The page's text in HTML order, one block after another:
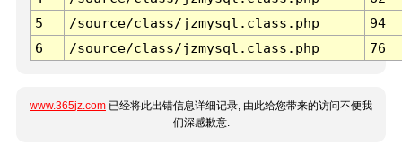
5
/source/class/jzmysql.class.php
94
6
/source/class/jzmysql.class.php 76
www.365jz.com 已经将此出错信息详细记录, 由此给您带来的访问不便我
们深感歉意.